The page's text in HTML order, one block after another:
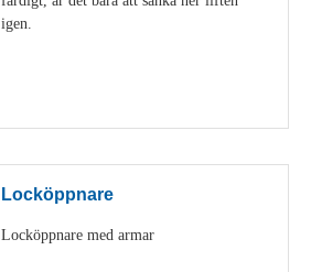
igen.
Locköppnare
Locköppnare med armar